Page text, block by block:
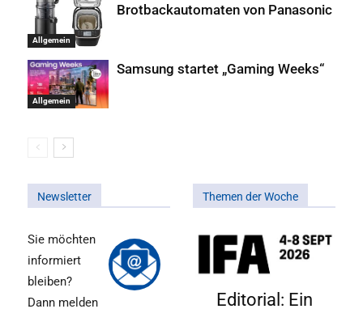
Allgemein
Brotbackautomaten von Panasonic
Allgemein
Samsung startet „Gaming Weeks“
Newsletter
Sie möchten
informiert
bleiben?
Dann melden
Themen der Woche
Editorial: Ein